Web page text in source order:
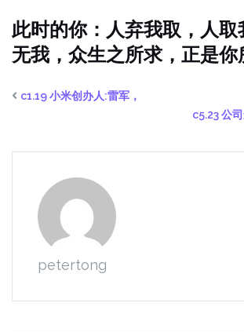
此时的你：人弃我取，人取
无我，众生之所求，正是你
c1.19 小米创办人:雷军，
c5.23 公
petertong